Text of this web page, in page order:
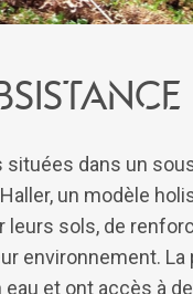
dans un
un modèle
leurs sols, de
environnement. La
et ont accès à